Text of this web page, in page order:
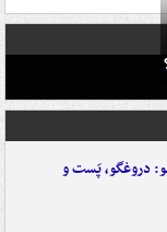
دروغگو، پَست‌ و